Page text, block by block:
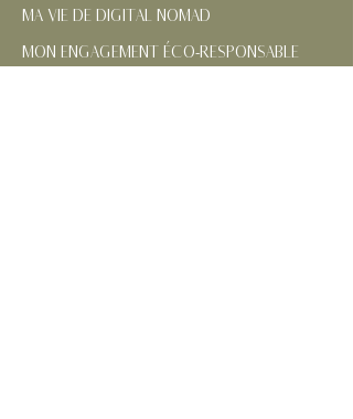
MA VIE DE DIGITAL NOMAD
MON ENGAGEMENT ÉCO-RESPONSABLE